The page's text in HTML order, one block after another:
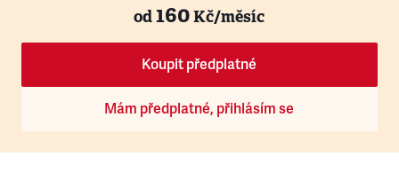
od160Kč/měsíc
Koupit předplatné
Mám předplatné, přihlásím se